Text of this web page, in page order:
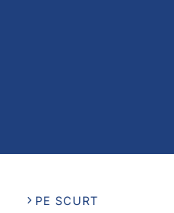
PE SCURT